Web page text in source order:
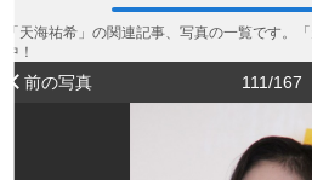
「天海祐希」の関連記事、写真の一覧です。
中！
前の写真 111/167